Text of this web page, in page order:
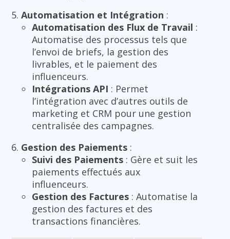
Automatisation et Intégration :
Automatisation des Flux de Travail :
Automatise des processus tels que
l’envoi de briefs, la gestion des
livrables, et le paiement des
influenceurs.
Intégrations API : Permet
l’intégration avec d’autres outils de
marketing et CRM pour une gestion
centralisée des campagnes.
Gestion des Paiements :
Suivi des Paiements : Gère et suit les
paiements effectués aux
influenceurs.
Gestion des Factures : Automatise la
gestion des factures et des
transactions financières.